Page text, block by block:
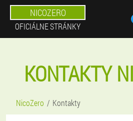
NICOZERO
OFICIÁLNE STRÁNKY
KONTAKTY
NicoZero Kontakty